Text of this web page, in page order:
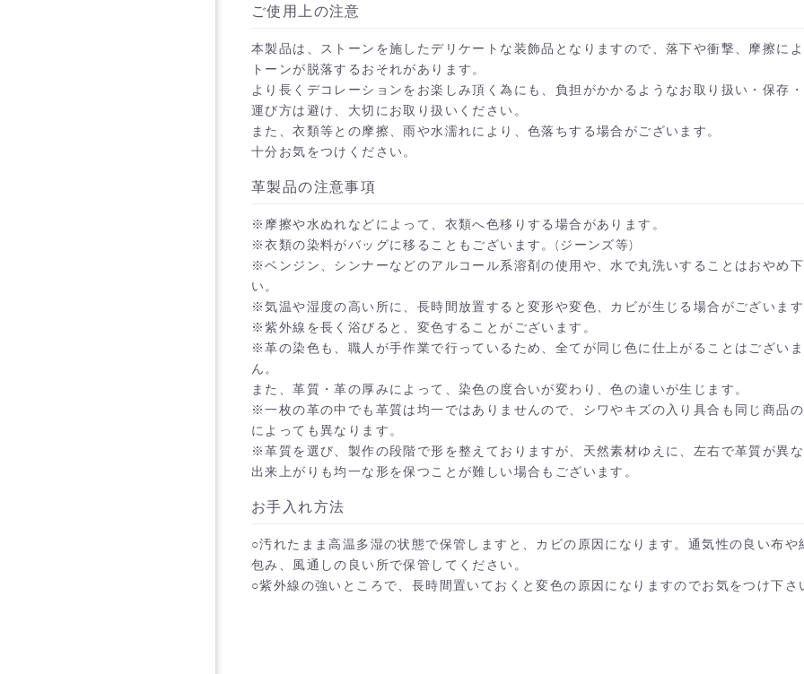
ご使用上の注意
本製品は、ストーンを施したデリケートな装飾品となりますので、落下や衝撃、摩擦によ
トーンが脱落するおそれがあります。
より長くデコレーションをお楽しみ頂く為にも、負担がかかるようなお取り扱い・保存・
運び方は避け、大切にお取り扱いください。
また、衣類等との摩擦、雨や水濡れにより、色落ちする場合がございます。
十分お気をつけください。
革製品の注意事項
※摩擦や水ぬれなどによって、衣類へ色移りする場合があります。
※衣類の染料がバッグに移ることもございます。(ジーンズ等)
※ベンジン、シンナーなどのアルコール系溶剤の使用や、水で丸洗いすることはおやめ下
い。
※気温や湿度の高い所に、長時間放置すると変形や変色、カビが生じる場合がございます
※紫外線を長く浴びると、変色することがございます。
※革の染色も、職人が手作業で行っているため、全てが同じ色に仕上がることはござい
ん。
また、革質・革の厚みによって、染色の度合いが変わり、色の違いが生じます。
※一枚の革の中でも革質は均一ではありませんので、シワやキズの入り具合も同じ商品
によっても異なります。
※革質を選び、製作の段階で形を整えておりますが、天然素材ゆえに、左右で革質が異な
出来上がりも均一な形を保つことが難しい場合もございます。
お手入れ方法
○汚れたまま高温多湿の状態で保管しますと、カビの原因になります。通気性の良い布や
包み、風通しの良い所で保管してください。
○紫外線の強いところで、長時間置いておくと変色の原因になりますのでお気をつけ下さ
お買い物を続ける カートへ進む